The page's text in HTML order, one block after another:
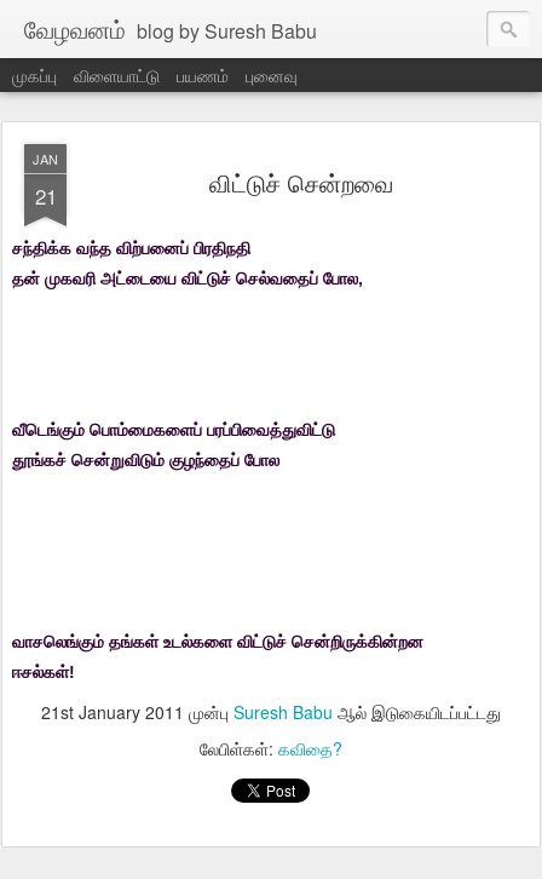
வேழவனம் blog by Suresh Babu
முகப்பு விளையாட்டு பயணம் புனைவு
JAN
21 விட்டுச் சென்றவை
சந்திக்க வந்த விற்பனைப் பிரதிநதி
தன் முகவரி அட்டையை விட்டுச் செல்வதைப் போல,
வீடெங்கும் பொம்மைகளைப் பரப்பிவைத்துவிட்டு
தூங்கச் சென்றுவிடும் குழந்தைப் போல
வாசலெங்கும் தங்கள் உடல்களை விட்டுச் சென்றிருக்கின்றன
ஈசல்கள்!
21st January 2011 முன்பு Suresh Babu ஆல் இடுகையிடப்பட்டது
லேபிள்கள்: கவிதை?